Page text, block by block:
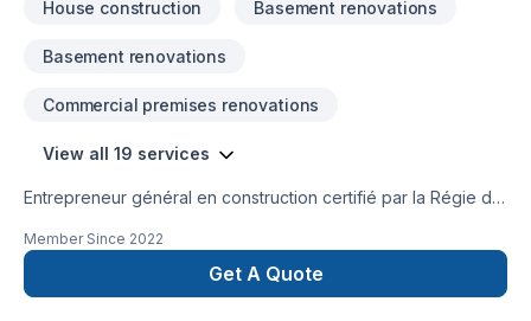
House construction Basement renovations
Basement renovations
Commercial premises renovations
View all 19 services
Entrepreneur général en construction certifié par la Régie du
provinciale des constructeurs d'habitations du Québec
(APCHQ); notre service est d'offrir avec un seul intervenant
la planification et la réalisation de vos projets personnalisés.
Member Since 2022
Get A Quote